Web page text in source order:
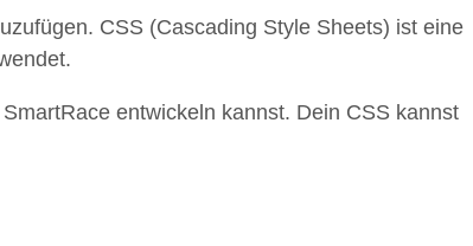
CSS (Cascading Style Sheets) ist eine
entwickeln kannst. Dein CSS kannst